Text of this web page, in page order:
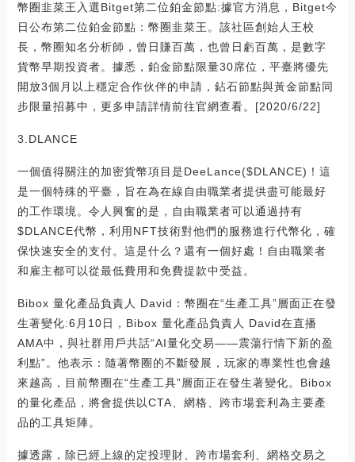
幣圈韭菜王入選Bitget第二位鉑金節點:據官方消息，Bitget今
日公布第二位鉑金節點：幣圈韭菜王。該社區創始人王校
長，幣圈知名分析師，曾日賺百萬，也曾日虧百萬，是數字
貨幣早期投資者。據悉，鉑金節點限量30席位，平臺將優先
開放3個月以上穩定合作伙伴的申請，鉆石節點與黃金節點同
步限量招募中，更多申請詳情前往官網查看。[2020/6/22]
3.DLANCE
一個值得關注的加密貨幣項目是DeeLance($DLANCE)！這
是一個特殊的平臺，旨在為在線自由職業者提供盡可能最好
的工作環境。令人興奮的是，自由職業者可以通過持有
$DLANCE代幣，利用NFT技術對他們的服務進行代幣化，確
保快速安全的支付。這是什么？還有一個好處！自由職業者
和雇主都可以從最低費用和免費提款中受益。
Bibox 量化產品負責人 David：幣圈在“生產工具”層面正在發
生著變化:6月10日，Bibox 量化產品負責人 David在直播
AMA中，與社群用戶共話“AI量化交易——震蕩行情下新的盈
利點”。他表示：隨著幣圈的不斷發展，玩家的專業性也會越
來越高，目前幣圈在“生產工具”層面正在發生著變化。Bibox
的量化產品，將會提供以CTA、網格、跨市場套利為主要產
品的工具矩陣。
據透露，除已經上線的定投理財、跨市場套利、網格交易之